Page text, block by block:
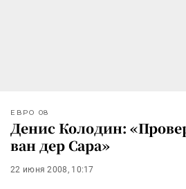
ЕВРО 08
Денис Колодин:
ван дер Сара»
22 июня 2008, 10:17